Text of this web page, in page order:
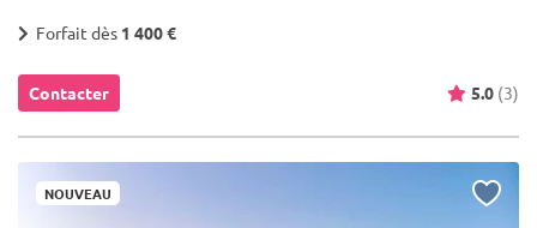
Forfait dès 1 400 €
Contacter 5.0 (3)
NOUVEAU